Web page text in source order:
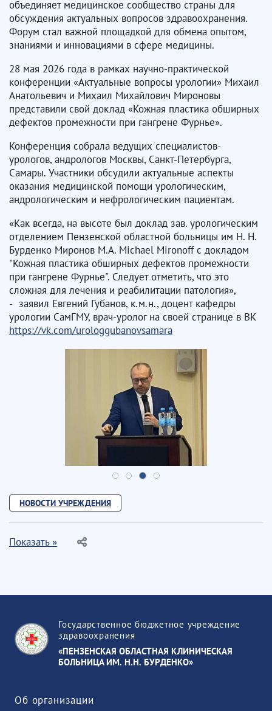
объединяет медицинское сообщество страны для
обсуждения актуальных вопросов здравоохранения.
Форум стал важной площадкой для обмена опытом,
знаниями и инновациями в сфере медицины.
28 мая 2026 года в рамках научно-практической
конференции «Актуальные вопросы урологии» Михаил
Анатольевич и Михаил Михайлович Мироновы
представили свой доклад «Кожная пластика обширных
дефектов промежности при гангрене Фурнье».
Конференция собрала ведущих специалистов-
урологов, андрологов Москвы, Санкт-Петербурга,
Самары. Участники обсудили актуальные аспекты
оказания медицинской помощи урологическим,
андрологическим и нефрологическим пациентам.
«Как всегда, на высоте был доклад зав. урологическим
отделением Пензенской областной больницы им Н. Н.
Бурденко Миронов М.А. Michael Mironoff с докладом
"Кожная пластика обширных дефектов промежности
при гангрене Фурнье". Следует отметить, что это
сложная для лечения и реабилитации патология»,
- заявил Евгений Губанов, к.м.н., доцент кафедры
урологии СамГМУ, врач-уролог на своей странице в ВК
https://vk.com/urologgubanovsamara
НОВОСТИ УЧРЕЖДЕНИЯ
Показать »
Государственное бюджетное учреждение
здравоохранения
«ПЕНЗЕНСКАЯ ОБЛАСТНАЯ КЛИНИЧЕСКАЯ
БОЛЬНИЦА ИМ. Н.Н. БУРДЕНКО»
Об организации